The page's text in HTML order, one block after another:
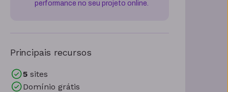
performance no seu projeto online.
Principais recursos
5 sites
Domínio grátis